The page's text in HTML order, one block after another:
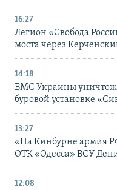
16:27
Легион «Свобода
моста через
14:18
ВМС Украины
буровой установке
13:27
«На Кинбурне армия
ОТК «Одесса» ВСУ
12:08